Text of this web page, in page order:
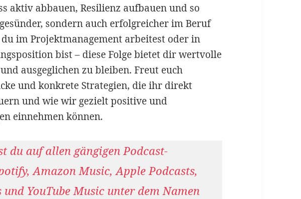
aktiv abbauen, Resilienz aufbauen und so
sondern auch erfolgreicher im Beruf
im Projektmanagement arbeitest oder in
bist – diese Folge bietet dir wertvolle
ausgeglichen zu bleiben. Freut euch
und konkrete Strategien, die ihr direkt
und wie wir gezielt positive und
einnehmen können.
du auf allen gängigen Podcast-
Amazon Music, Apple Podcasts,
und YouTube Music unter dem Namen